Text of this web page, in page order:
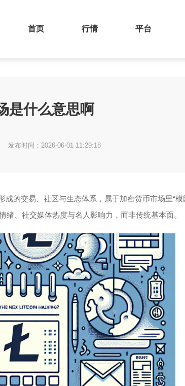
首页 行情 平台
是什么意思啊
发布时间：2026-06-01 11:29:18
的交易、社区与生态体系，属于加密货币市场里“模
、社交媒体热度与名人影响力，而非传统基本面。